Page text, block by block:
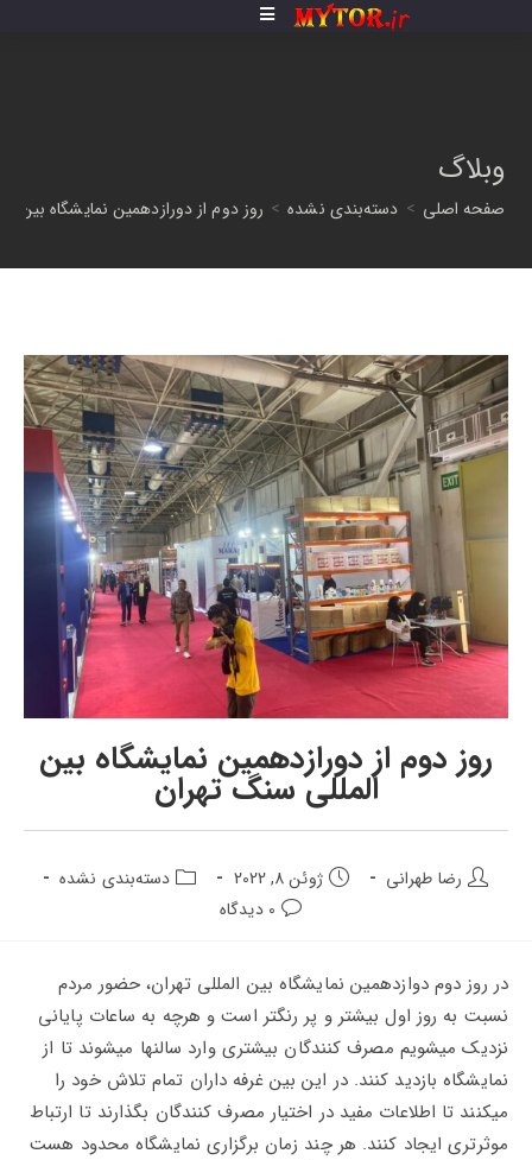
وبلاگ
صفحه اصلی > دسته‌بندی نشده > روز دوم از دورازدهمین نمایشگاه بین
روز دوم از دورازدهمین نمایشگاه بین
المللی سنگ تهران
نویسنده
رضا طهرانی
تاریخ
انتشار
ژوئن 8, 2022
دسته‌بندی
دسته‌بندی نشده
دیدگاه‌های0 دیدگاه
در روز دوم دوازدهمین نمایشگاه بین المللی تهران، حضور مردم
نسبت به روز اول بیشتر و پر رنگتر است و هرچه به ساعات پایانی
نزدیک میشویم مصرف کنندگان بیشتری وارد سالنها میشوند تا از
نمایشگاه بازدید کنند. در این بین غرفه داران تمام تلاش خود را
میکنند تا اطلاعات مفید در اختیار مصرف کنندگان بگذارند تا ارتباط
موثرتری ایجاد کنند. هر چند زمان برگزاری نمایشگاه محدود هست